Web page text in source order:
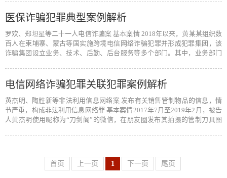
医保诈骗犯罪典型案例解析
罗欢、郑坦星等二十一人电信诈骗案 基本案情 2018年以来，黄某某组织数
百人在柬埔寨、蒙古等国实施跨境电信网络诈骗犯罪并形成犯罪集团，该
诈骗集团设立业务、技术、后勤、后台服务等多个部门。其中，业务部门
电信网络诈骗犯罪关联犯罪案例解析
黄杰明、陶胜新等非法利用信息网络案 发布有关销售管制物品的信息，情
节严重，构成非法利用信息网络罪 基本案情2017年7月至2019年2月，被告
人黄杰明使用昵称为“刀剑阁”的微信，在朋友圈发布其拍摄的管制刀具图
首页 上一页 1 下一页 尾页